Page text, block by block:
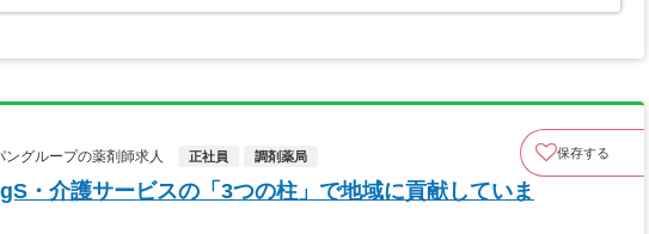
グループの薬剤師求人
正社員 調剤薬局 保存する
・介護サービスの「3つの柱」で地域に貢献していま